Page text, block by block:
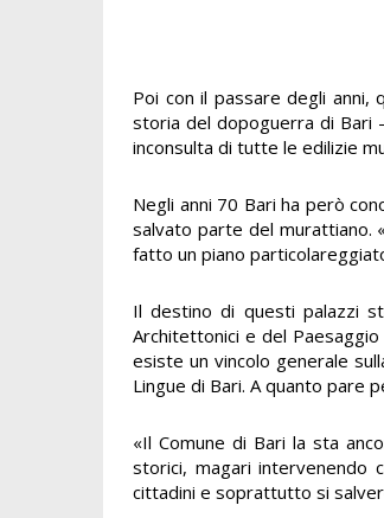
Poi con il passare degli
storia del dopoguerra di Bari
inconsulta di tutte le edilizie
Negli anni 70 Bari ha però
salvato parte del murattiano.
fatto un piano
Il destino di questi palazzi
Architettonici e del
esiste un vincolo generale
Lingue di Bari. A quanto pare
«Il Comune di Bari la sta
storici, magari intervenendo
cittadini e soprattutto si